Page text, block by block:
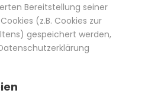
Bereitstellung seiner
(z.B. Cookies zur
gespeichert werden,